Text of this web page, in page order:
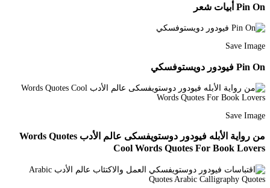
Pin On أبيات شعر
Save Image
Pin On فيودور دويستوفسكي
Save Image
من رواية الأبله فيودور دوستويفسكى عالم الأدب Words Quotes
Cool Words Quotes For Book Lovers